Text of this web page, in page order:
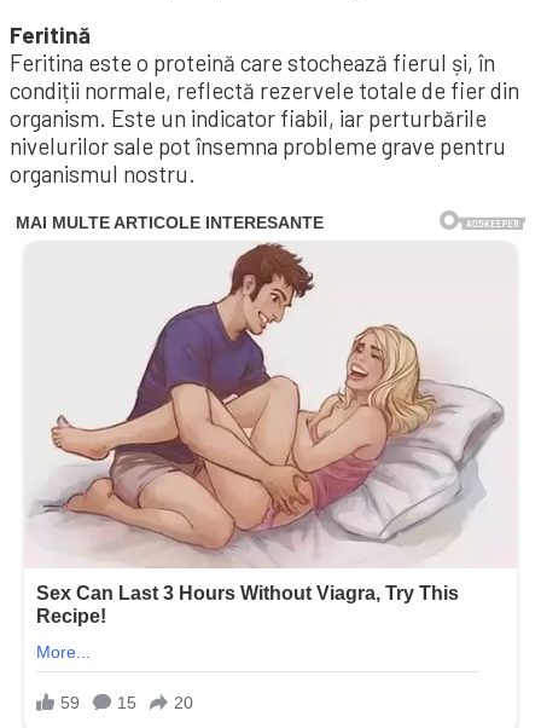
Feritină
Feritina este o proteină care stochează fierul și, în
condiții normale, reflectă rezervele totale de fier din
organism. Este un indicator fiabil, iar perturbările
nivelurilor sale pot însemna probleme grave pentru
organismul nostru.